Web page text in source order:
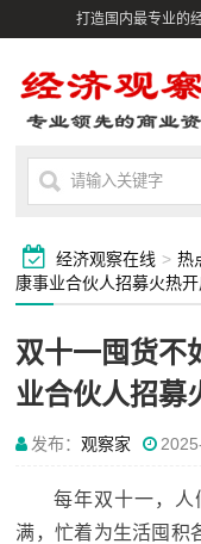
打造国内最专业的
经济观察在线 > 热
康事业合伙人招募火热
双十一囤货不
业合伙人招募
发布：观察家
每年双十一，
满，忙着为生活囤积